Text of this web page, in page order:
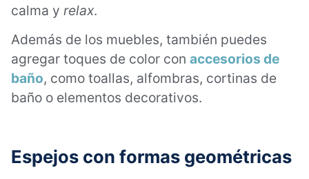
calma y relax.
Además de los muebles, también puedes
agregar toques de color con accesorios de
baño, como toallas, alfombras, cortinas de
baño o elementos decorativos.
Espejos con formas geométricas